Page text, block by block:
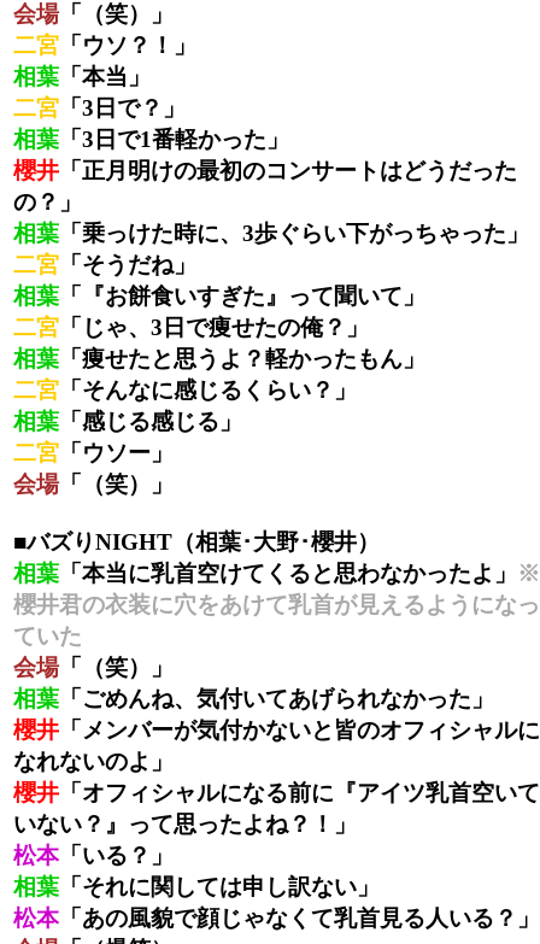
会場「（笑）」
二宮 「ウソ？！」
相葉 「本当」
二宮 「3日で？」
相葉 「3日で1番軽かった」
櫻井 「正月明けの最初のコンサートはどうだった
の？」
相葉 「乗っけた時に、3歩ぐらい下がっちゃった」
二宮 「そうだね」
相葉 「『お餅食いすぎた』って聞いて」
二宮 「じゃ、3日で痩せたの俺？」
相葉 「痩せたと思うよ？軽かったもん」
二宮 「そんなに感じるくらい？」
相葉 「感じる感じる」
二宮 「ウソー」
会場「（笑）」
■バズりNIGHT（相葉･大野･櫻井）
相葉 「本当に乳首空けてくると思わなかったよ」 ※
櫻井君の衣装に穴をあけて乳首が見えるようになっ
ていた
会場「（笑）」
相葉 「ごめんね、気付いてあげられなかった」
櫻井 「メンバーが気付かないと皆のオフィシャルに
なれないのよ」
櫻井 「オフィシャルになる前に『アイツ乳首空いて
いない？』って思ったよね？！」
松本「いる？」
相葉 「それに関しては申し訳ない」
松本「あの風貌で顔じゃなくて乳首見る人いる？」